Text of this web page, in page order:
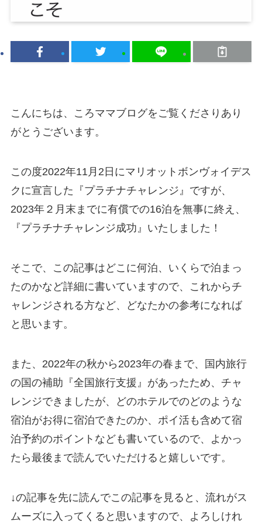
こんにちは、ころママブログをご覧くださりあり
がとうございます。
この度2022年11月2日にマリオットボンヴォイデス
クに宣言した『プラチナチャレンジ』ですが、
2023年２月末までに有償での16泊を無事に終え、
『プラチナチャレンジ成功』いたしました！
そこで、この記事はどこに何泊、いくらで泊まっ
たのかなど詳細に書いていますので、これからチ
ャレンジされる方など、どなたかの参考になれば
と思います。
また、2022年の秋から2023年の春まで、国内旅行
の国の補助『全国旅行支援』があったため、チャ
レンジできましたが、どのホテルでのどのような
宿泊がお得に宿泊できたのか、ポイ活も含めて宿
泊予約のポイントなども書いているので、よかっ
たら最後まで読んでいただけると嬉しいです。
↓の記事を先に読んでこの記事を見ると、流れがス
ムーズに入ってくると思いますので、よろしけれ